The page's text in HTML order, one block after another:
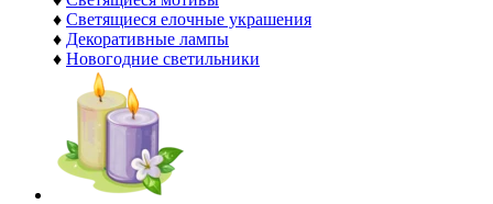
♦ Светящиеся елочные украшения
♦ Декоративные лампы
♦ Новогодние светильники